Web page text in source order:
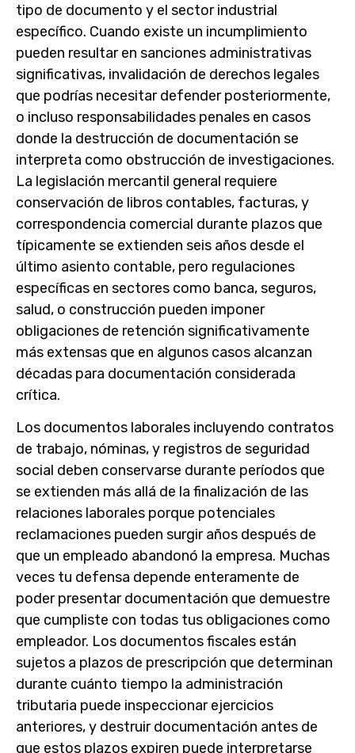
tipo de documento y el sector industrial
específico. Cuando existe un incumplimiento
pueden resultar en sanciones administrativas
significativas, invalidación de derechos legales
que podrías necesitar defender posteriormente,
o incluso responsabilidades penales en casos
donde la destrucción de documentación se
interpreta como obstrucción de investigaciones.
La legislación mercantil general requiere
conservación de libros contables, facturas, y
correspondencia comercial durante plazos que
típicamente se extienden seis años desde el
último asiento contable, pero regulaciones
específicas en sectores como banca, seguros,
salud, o construcción pueden imponer
obligaciones de retención significativamente
más extensas que en algunos casos alcanzan
décadas para documentación considerada
crítica.
Los documentos laborales incluyendo contratos
de trabajo, nóminas, y registros de seguridad
social deben conservarse durante períodos que
se extienden más allá de la finalización de las
relaciones laborales porque potenciales
reclamaciones pueden surgir años después de
que un empleado abandonó la empresa. Muchas
veces tu defensa depende enteramente de
poder presentar documentación que demuestre
que cumpliste con todas tus obligaciones como
empleador. Los documentos fiscales están
sujetos a plazos de prescripción que determinan
durante cuánto tiempo la administración
tributaria puede inspeccionar ejercicios
anteriores, y destruir documentación antes de
que estos plazos expiren puede interpretarse